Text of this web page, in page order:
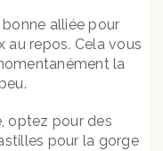
alliée pour
repos. Cela vous
la
optez pour des
pour la gorge